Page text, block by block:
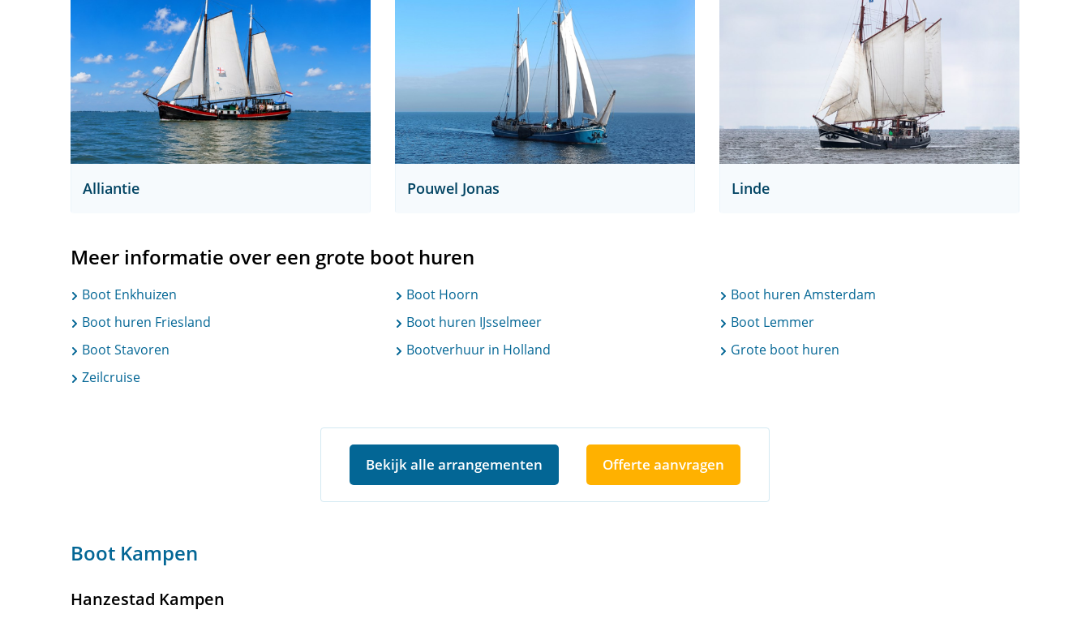
Alliantie Pouwel Jonas Linde
Meer informatie over een grote boot huren
Boot Enkhuizen Boot Hoorn
Boot huren Amsterdam
Boot huren Friesland
Boot huren IJsselmeer
Boot Lemmer
Boot Stavoren
Bootverhuur in Holland
Grote boot huren
Zeilcruise
Bekijk alle arrangementen Offerte aanvragen
Boot Kampen
Hanzestad Kampen